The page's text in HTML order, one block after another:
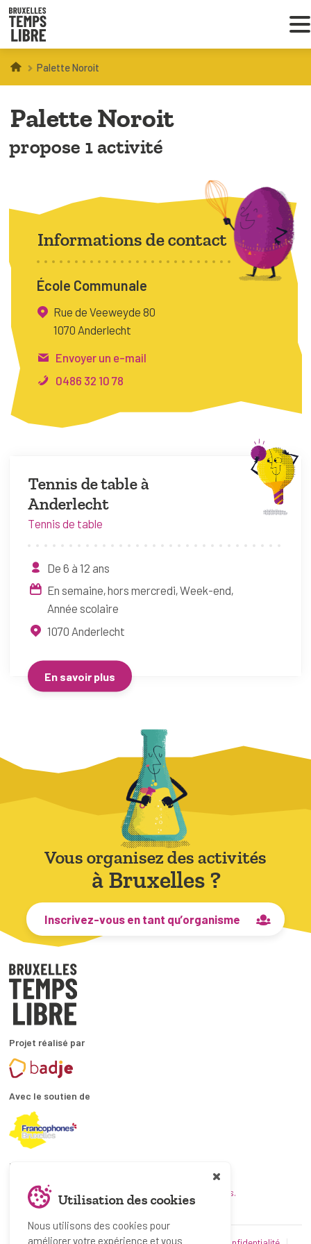
Infos parents
Droit au loisir
Coordinations ATL
VOUS CHERCHEZ DES ACTIVITÉS
À BRUXELLES
Trouver une activité
FAQ
Espace pro
Bruxelles Temps Libre
Palette Noroit
Palette Noroit
propose 1 activité
Tennis de table à
Anderlecht
Tennis de table
De 6 à 12 ans
En semaine, hors mercredi Week-end
Année scolaire
1070 Anderlecht
En savoir plus
Informations de contact
École Communale
Rue de Veeweyde 80
1070 Anderlecht
Envoyer un e-mail
0486 32 10 78
Vous organisez des activités
à Bruxelles ?
Inscrivez-vous en tant qu’organisme
Projet réalisé par
Avec le soutien de
En collaboration avec
et les coordinations ATL bruxelloises.
Utilisation des cookies
Nous utilisons des cookies pour
améliorer votre expérience et vous